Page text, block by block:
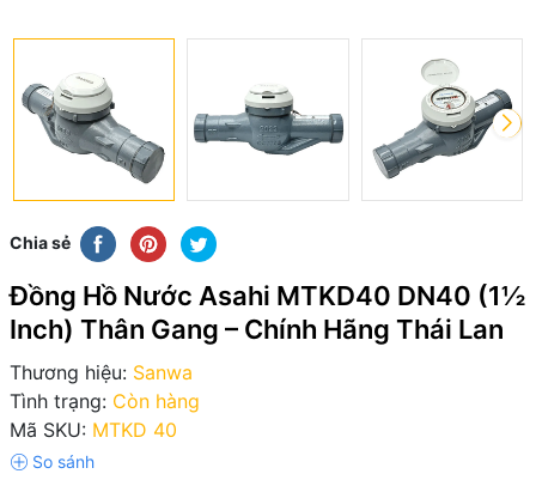
Chia sẻ
Đồng Hồ Nước Asahi MTKD40 DN40 (1½
Inch) Thân Gang – Chính Hãng Thái Lan
Thương hiệu: Sanwa
Tình trạng: Còn hàng
Mã SKU: MTKD 40